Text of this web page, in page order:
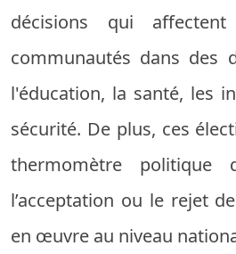
décisions qui
communautés dans des
l'éducation, la santé, les
sécurité. De plus, ces
thermomètre politique
l’acceptation ou le rejet
en œuvre au niveau